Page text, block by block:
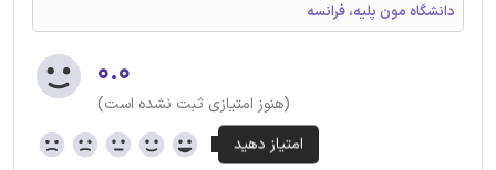
دانشگاه مون پلیه، فرانسه
۰.۰
(هنوز امتیازی ثبت نشده است)